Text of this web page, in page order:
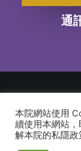
通
© 2026 建道神
本院網站使用
續使用本網站
解本院的私隱政